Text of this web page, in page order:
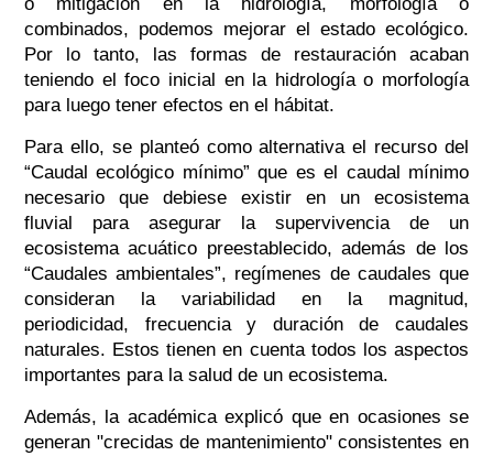
o mitigación en la hidrología, morfología o
combinados, podemos mejorar el estado ecológico.
Por lo tanto, las formas de restauración acaban
teniendo el foco inicial en la hidrología o morfología
para luego tener efectos en el hábitat.
Para ello, se planteó como alternativa el recurso del
“Caudal ecológico mínimo” que es el caudal mínimo
necesario que debiese existir en un ecosistema
fluvial para asegurar la supervivencia de un
ecosistema acuático preestablecido, además de los
“Caudales ambientales”, regímenes de caudales que
consideran la variabilidad en la magnitud,
periodicidad, frecuencia y duración de caudales
naturales. Estos tienen en cuenta todos los aspectos
importantes para la salud de un ecosistema.
Además, la académica explicó que en ocasiones se
generan "crecidas de mantenimiento" consistentes en